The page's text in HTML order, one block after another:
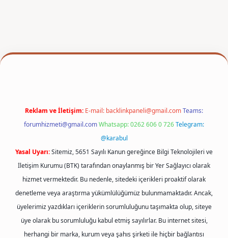
Reklam ve İletişim: E-mail: backlinkpaneli@gmail.comTeams:
forumhizmeti@gmail.comWhatsapp: 0262 606 0 726Telegram:
@karabul
Yasal Uyarı:Sitemiz, 5651 Sayılı Kanun gereğince Bilgi Teknolojileri ve
İletişim Kurumu (BTK) tarafından onaylanmış bir Yer Sağlayıcı olarak
hizmet vermektedir. Bu nedenle, sitedeki içerikleri proaktif olarak
denetleme veya araştırma yükümlülüğümüz bulunmamaktadır. Ancak,
üyelerimiz yazdıkları içeriklerin sorumluluğunu taşımakta olup, siteye
üye olarak bu sorumluluğu kabul etmiş sayılırlar. Bu internet sitesi,
herhangi bir marka, kurum veya şahıs şirketi ile hiçbir bağlantısı